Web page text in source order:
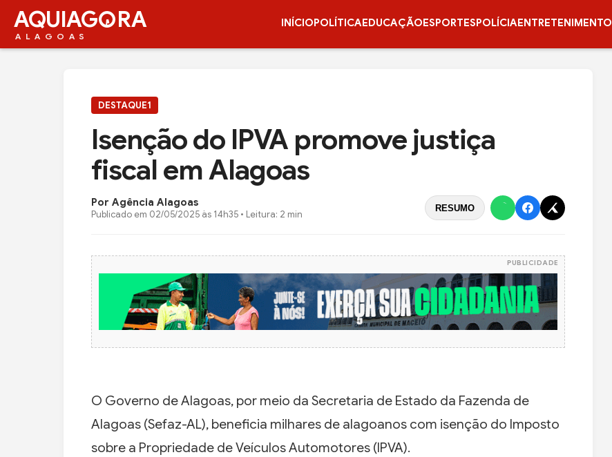
AQUIAG RA
ALAGOAS
INÍCIOPOLÍTICAEDUCAÇÃOESPORTESPOLÍCIAENTRETENIMENTO
DESTAQUE1
Isenção do IPVA promove justiça
fiscal em Alagoas
Por Agência Alagoas
Publicado em 02/05/2025 às 14h35 • Leitura: 2 min
RESUMO
PUBLICIDADE
O Governo de Alagoas, por meio da Secretaria de Estado da Fazenda de
Alagoas (Sefaz-AL), beneficia milhares de alagoanos com isenção do Imposto
sobre a Propriedade de Veículos Automotores (IPVA).